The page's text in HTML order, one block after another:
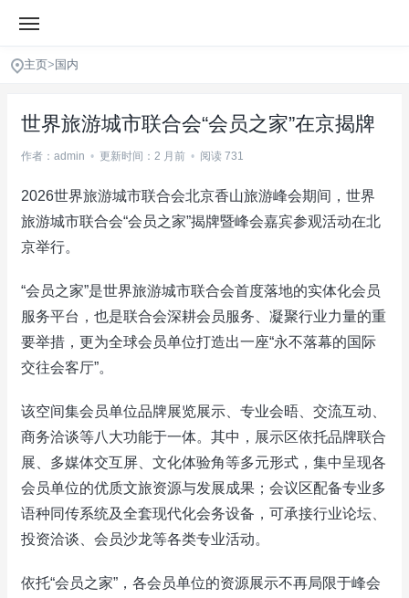
主页> 国内
世界旅游城市联合会“会员之家”在京揭牌
作者：admin • 更新时间：2 月前 • 阅读 731
2026世界旅游城市联合会北京香山旅游峰会期间，世界
旅游城市联合会“会员之家”揭牌暨峰会嘉宾参观活动在北
京举行。
“会员之家”是世界旅游城市联合会首度落地的实体化会员
服务平台，也是联合会深耕会员服务、凝聚行业力量的重
要举措，更为全球会员单位打造出一座“永不落幕的国际
交往会客厅”。
该空间集会员单位品牌展览展示、专业会晤、交流互动、
商务洽谈等八大功能于一体。其中，展示区依托品牌联合
展、多媒体交互屏、文化体验角等多元形式，集中呈现各
会员单位的优质文旅资源与发展成果；会议区配备专业多
语种同传系统及全套现代化会务设备，可承接行业论坛、
投资洽谈、会员沙龙等各类专业活动。
依托“会员之家”，各会员单位的资源展示不再局限于峰会